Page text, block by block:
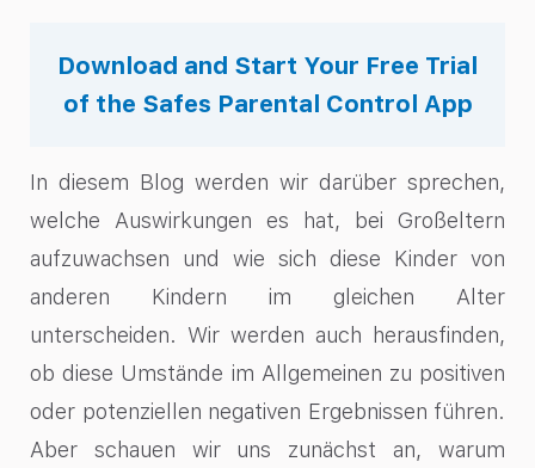
Download and Start Your Free Trial
of the Safes Parental Control App
In diesem Blog werden wir darüber sprechen,
welche Auswirkungen es hat, bei Großeltern
aufzuwachsen und wie sich diese Kinder von
anderen Kindern im gleichen Alter
unterscheiden. Wir werden auch herausfinden,
ob diese Umstände im Allgemeinen zu positiven
oder potenziellen negativen Ergebnissen führen.
Aber schauen wir uns zunächst an, warum